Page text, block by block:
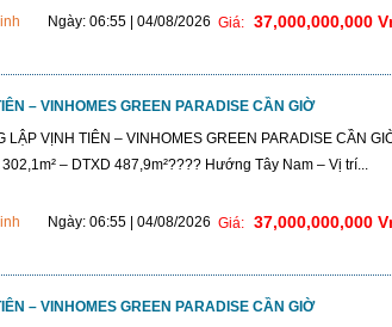
Ngày: 06:55 | 04/08/2026 Giá: 37,000,000,000
– VINHOMES GREEN PARADISE CẦN GIỜ
VỊNH TIÊN – VINHOMES GREEN PARADISE CẦN
– DTXD 487,9m²???? Hướng Tây Nam – Vị trí...
Ngày: 06:55 | 04/08/2026 Giá: 37,000,000,000
– VINHOMES GREEN PARADISE CẦN GIỜ